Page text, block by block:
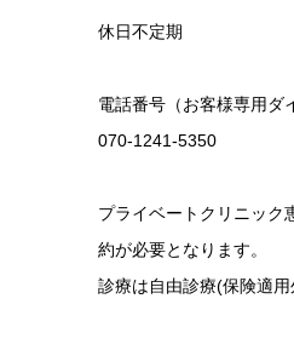
休日不定期
電話番号（お客様専用ダ
070-1241-5350
プライベートクリニック
約が必要となります。
診療は自由診療(保険適用